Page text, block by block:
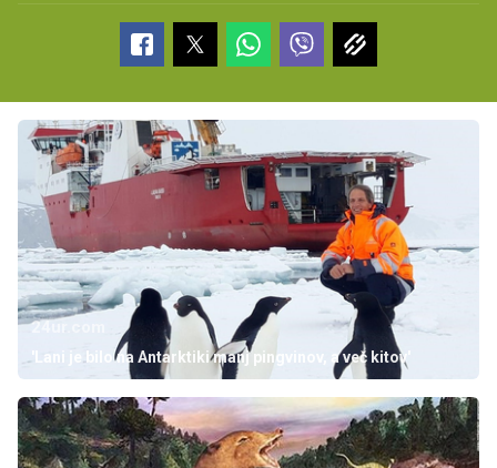
24ur.com
'Lani je bilo na Antarktiki manj pingvinov, a več kitov'